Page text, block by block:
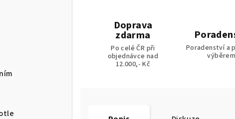
Doprava
zdarma
Po celé ČR při
objednávce nad
12.000,- Kč
Poradenství a